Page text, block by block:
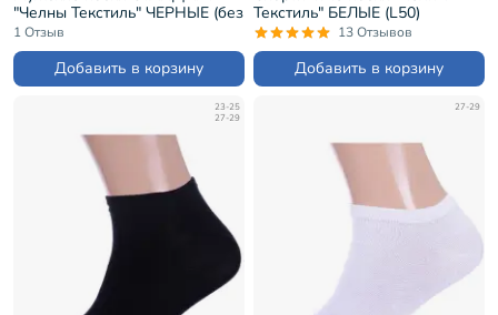
"Челны Текстиль" ЧЕРНЫЕ (без
этикеток) (L46)
1 Отзыв
Добавить в корзину
Текстиль" БЕЛЫЕ (L50)
13 Отзывов
Добавить в корзину
23-25
27-29
27-29